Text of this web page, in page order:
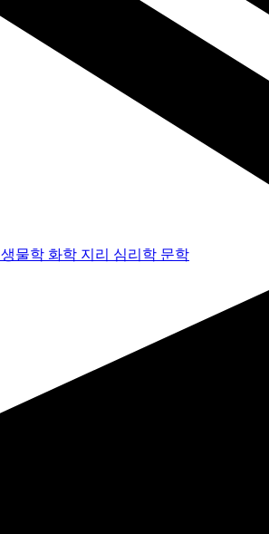
생물학 화학 지리 심리학 문학